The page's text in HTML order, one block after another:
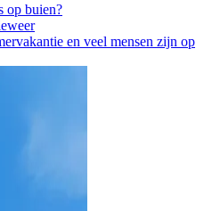
op buien?
en veel mensen zijn op